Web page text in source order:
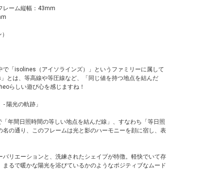
レーム縦幅：43mm
で「isolines（アイソラインズ）」というファミリーに属して
とは、等高線や等圧線など、「同じ値を持つ地点を結んだ
らしい遊び心を感じますね！
陽光の軌跡」
「年間日照時間の等しい地点を結んだ線」、すなわち「等日照
名の通り、このフレームは光と影のハーモニーを顔に宿し、表
バリエーションと、洗練されたシェイプが特徴。軽快でいて存
まるで暖かな陽光を浴びているかのようなポジティブなムード